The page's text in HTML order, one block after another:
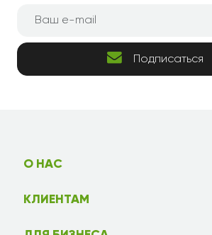
Подписаться
О НАС
КЛИЕНТАМ